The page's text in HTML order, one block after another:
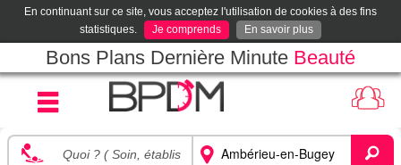
En continuant sur ce site, vous acceptez l'utilisation de cookies à des fins
statistiques.
Je comprends En savoir plus
Bons Plans Dernière Minute Beauté